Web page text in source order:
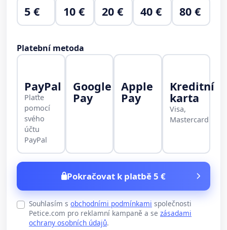
5 € 10 € 20 € 40 € 80 €
Platební metoda
PayPal
Plaťte
pomocí
svého
účtu
PayPal
Google
Pay
Apple
Pay
Kreditní
karta
Visa,
Mastercard
Pokračovat k platbě 5 €
Souhlasím s obchodními podmínkami společnosti
Petice.com pro reklamní kampaně a se zásadami
ochrany osobních údajů.